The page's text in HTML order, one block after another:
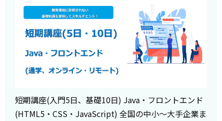
短期講座(入門5日、基礎10日) Java・フロントエンド
(HTML5・CSS・JavaScript) 全国の中小～大手企業ま